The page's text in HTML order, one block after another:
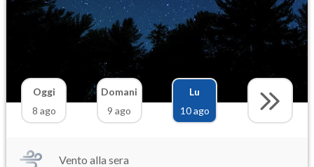
Oggi
8 ago
Domani
9 ago
Lu
10 ago
Vento alla sera